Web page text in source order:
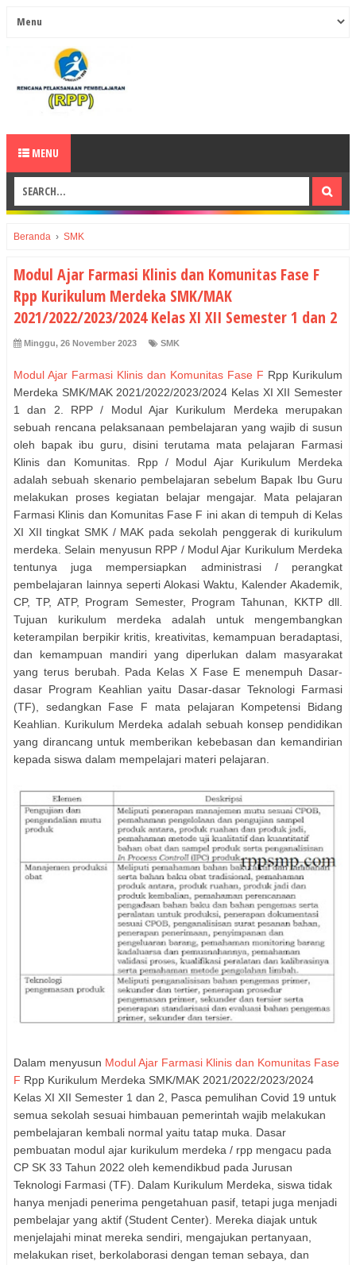
MENU
Beranda › SMK
Modul Ajar Farmasi Klinis dan Komunitas Fase F
Rpp Kurikulum Merdeka SMK/MAK
2021/2022/2023/2024 Kelas XI XII Semester 1 dan 2
Minggu, 26 November 2023 SMK
Modul Ajar Farmasi Klinis dan Komunitas Fase F Rpp Kurikulum
Merdeka SMK/MAK 2021/2022/2023/2024 Kelas XI XII Semester
1 dan 2. RPP / Modul Ajar Kurikulum Merdeka merupakan
sebuah rencana pelaksanaan pembelajaran yang wajib di susun
oleh bapak ibu guru, disini terutama mata pelajaran Farmasi
Klinis dan Komunitas. Rpp / Modul Ajar Kurikulum Merdeka
adalah sebuah skenario pembelajaran sebelum Bapak Ibu Guru
melakukan proses kegiatan belajar mengajar. Mata pelajaran
Farmasi Klinis dan Komunitas Fase F ini akan di tempuh di Kelas
XI XII tingkat SMK / MAK pada sekolah penggerak di kurikulum
merdeka. Selain menyusun RPP / Modul Ajar Kurikulum Merdeka
tentunya juga mempersiapkan administrasi / perangkat
pembelajaran lainnya seperti Alokasi Waktu, Kalender Akademik,
CP, TP, ATP, Program Semester, Program Tahunan, KKTP dll.
Tujuan kurikulum merdeka adalah untuk mengembangkan
keterampilan berpikir kritis, kreativitas, kemampuan beradaptasi,
dan kemampuan mandiri yang diperlukan dalam masyarakat
yang terus berubah. Pada Kelas X Fase E menempuh Dasar-
dasar Program Keahlian yaitu Dasar-dasar Teknologi Farmasi
(TF), sedangkan Fase F mata pelajaran Kompetensi Bidang
Keahlian. Kurikulum Merdeka adalah sebuah konsep pendidikan
yang dirancang untuk memberikan kebebasan dan kemandirian
kepada siswa dalam mempelajari materi pelajaran.
Dalam menyusun Modul Ajar Farmasi Klinis dan Komunitas Fase
F Rpp Kurikulum Merdeka SMK/MAK 2021/2022/2023/2024
Kelas XI XII Semester 1 dan 2, Pasca pemulihan Covid 19 untuk
semua sekolah sesuai himbauan pemerintah wajib melakukan
pembelajaran kembali normal yaitu tatap muka. Dasar
pembuatan modul ajar kurikulum merdeka / rpp mengacu pada
CP SK 33 Tahun 2022 oleh kemendikbud pada Jurusan
Teknologi Farmasi (TF). Dalam Kurikulum Merdeka, siswa tidak
hanya menjadi penerima pengetahuan pasif, tetapi juga menjadi
pembelajar yang aktif (Student Center). Mereka diajak untuk
menjelajahi minat mereka sendiri, mengajukan pertanyaan,
melakukan riset, berkolaborasi dengan teman sebaya, dan